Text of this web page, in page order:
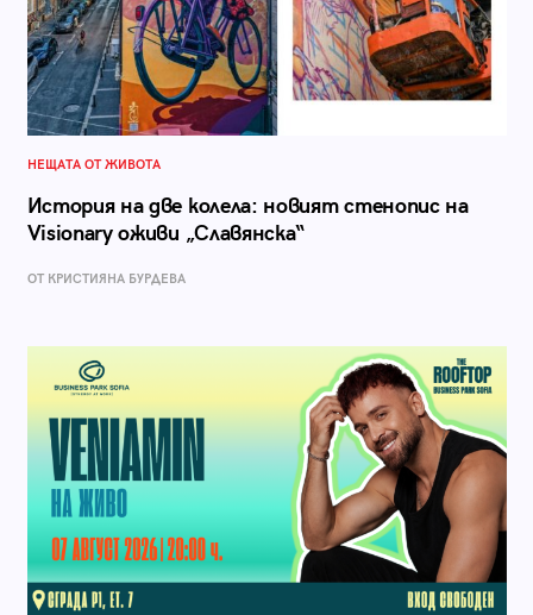
НЕЩАТА ОТ ЖИВОТА
История на две колела: новият стенопис на
Visionary оживи „Славянска“
ОТ КРИСТИЯНА БУРДЕВА